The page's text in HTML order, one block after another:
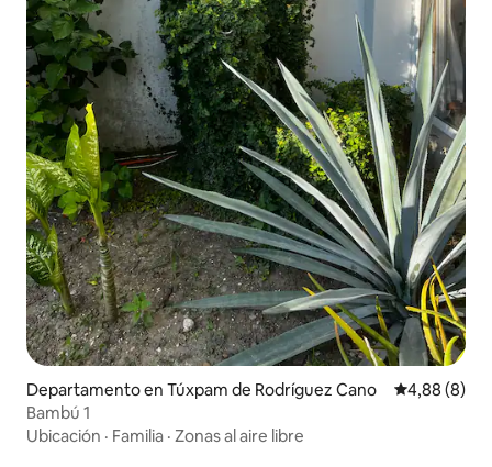
Departamento en Túxpam de Rodríguez Cano Calificación
4,88 (8)
Bambú 1
Ubicación · Familia · Zonas al aire libre